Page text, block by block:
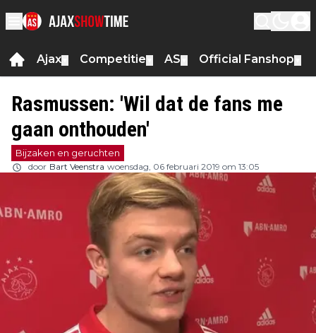
Ajax Competitie AS Official Fanshop
Rasmussen: 'Wil dat de fans me
gaan onthouden'
Bijzaken en geruchten
door Bart Veenstra woensdag, 06 februari 2019 om 13:05